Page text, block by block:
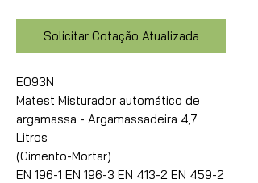
Solicitar Cotação Atualizada
E093N
Matest Misturador automático de
argamassa - Argamassadeira 4,7
Litros
(Cimento-Mortar)
EN 196-1 EN 196-3 EN 413-2 EN 459-2